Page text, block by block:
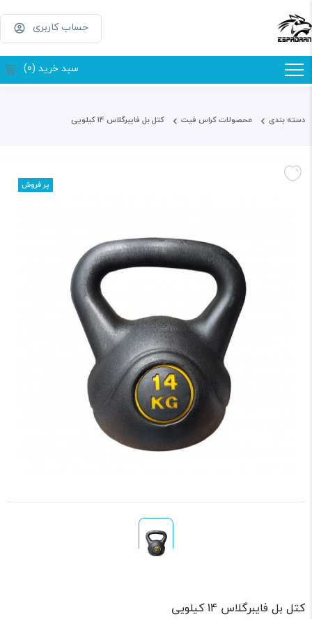
حساب کاربری
سبد خرید (0)
دسته بندی محصولات کراس فیت کتل بل فایبرگلاس 14 کیلویی
پر فروش
کتل بل فایبرگلاس 14 کیلویی